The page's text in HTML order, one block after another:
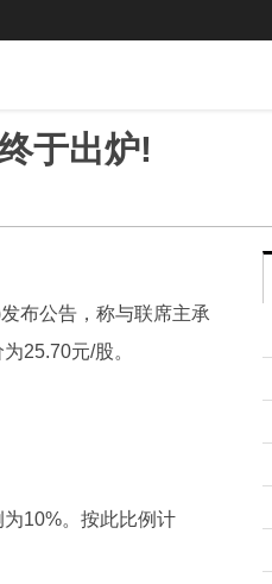
于出炉!
布公告，称与联席主承
25.70元/股。
10%。按此比例计